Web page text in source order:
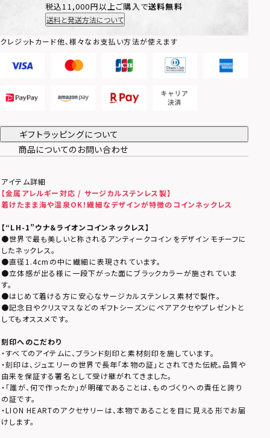
税込11,000円以上ご購入で送料無料
送料と発送方法について
クレジットカード他、様々なお支払い方法が使えます
ギフトラッピングについて
商品についてのお問い合わせ
アイテム詳細
【金属アレルギー対応 / サージカルステンレス製】
着けたまま海や温泉OK！繊細なデザインが特徴のコインネックレス
【“LH-1”ウナ＆ライオンコインネックレス】
●世界で最も美しいと称されるアンティークコインをデザインモチーフに
したネックレス。
●直径1.4cmの中に繊細に表現されています。
●立体感が出る様に一段下がった面にブラックカラーが施されていま
す。
●はじめて着ける方に安心なサージカルステンレス素材で製作。
●記念日やクリスマスなどのギフトシーズンにペアアクセやプレゼントと
してもオススメです。
刻印へのこだわり
・すべてのアイテムに、ブランド刻印と素材刻印を施しています。
・刻印は、ジュエリーの世界で長年「本物の証」とされてきた伝統。品質や
由来を保証する署名として受け継がれてきました。
・「誰が、何で作ったか」が明確であることは、ものづくりへの責任と誇り
の証です。
・LION HEARTのアクセサリーは、本物であることを目に見える形でお届
けします。